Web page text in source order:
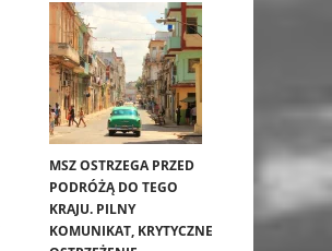
MSZ OSTRZEGA PRZED
PODRÓŻĄ DO TEGO
KRAJU. PILNY
KOMUNIKAT, KRYTYCZNE